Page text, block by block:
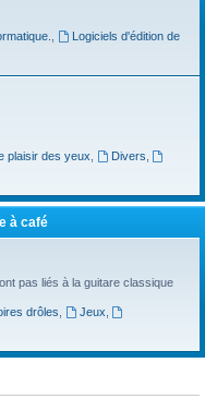
Logiciels d'édition de
plaisir des yeux Divers
à café
pas liés à la guitare classique
drôles Jeux